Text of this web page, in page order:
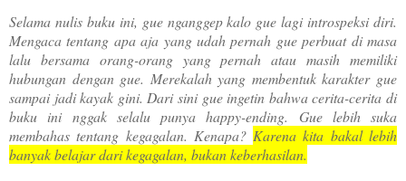
Selama nulis buku ini, gue nganggep kalo gue lagi introspeksi diri.
Mengaca tentang apa aja yang udah pernah gue perbuat di masa
lalu bersama orang-orang yang pernah atau masih memiliki
hubungan dengan gue. Merekalah yang membentuk karakter gue
sampai jadi kayak gini. Dari sini gue ingetin bahwa cerita-cerita di
buku ini nggak selalu punya happy-ending. Gue lebih suka
membahas tentang kegagalan. Kenapa? Karena kita bakal lebih
banyak belajar dari kegagalan, bukan keberhasilan.